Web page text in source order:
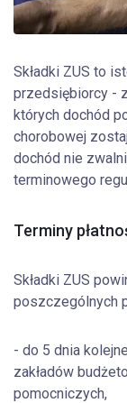
Składki ZUS to
przedsiębiorcy -
których dochód
chorobowej
dochód nie
terminowego
Terminy
Składki ZUS
poszczególnych
- do 5 dnia
zakładów
pomocniczych,